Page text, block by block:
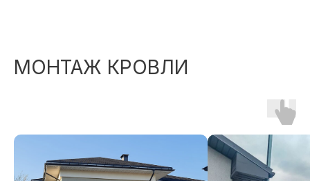
МОНТАЖ КРОВЛИ